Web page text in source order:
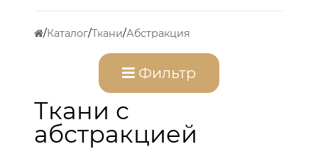
Каталог Ткани Абстракция
Фильтр
Ткани с
абстракцией